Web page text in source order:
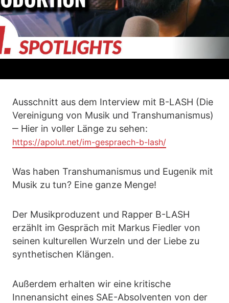
Ausschnitt aus dem Interview mit B-LASH (Die
Vereinigung von Musik und Transhumanismus)
‒ Hier in voller Länge zu sehen:
https://apolut.net/im-gespraech-b-lash/
Was haben Transhumanismus und Eugenik mit
Musik zu tun? Eine ganze Menge!
Der Musikproduzent und Rapper B-LASH
erzählt im Gespräch mit Markus Fiedler von
seinen kulturellen Wurzeln und der Liebe zu
synthetischen Klängen.
Außerdem erhalten wir eine kritische
Innenansicht eines SAE-Absolventen von der